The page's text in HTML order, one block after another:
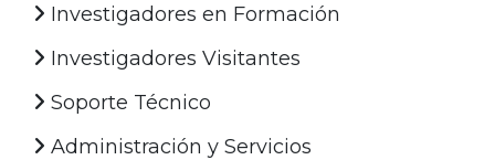
Investigadores en Formación
Investigadores Visitantes
Soporte Técnico
Administración y Servicios